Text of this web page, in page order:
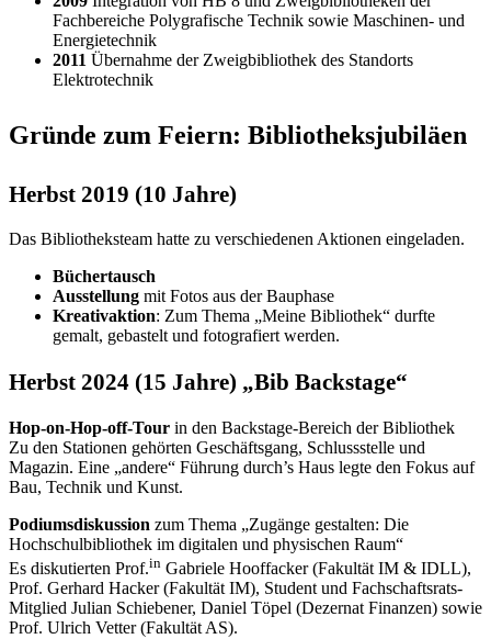
Fachbereiche Polygrafische Technik sowie Maschinen- und
Energietechnik
2011 Übernahme der Zweigbibliothek des Standorts
Elektrotechnik
Gründe zum Feiern: Bibliotheksjubiläen
Herbst 2019 (10 Jahre)
Das Bibliotheksteam hatte zu verschiedenen Aktionen eingeladen.
Büchertausch
Ausstellung mit Fotos aus der Bauphase
Kreativaktion: Zum Thema „Meine Bibliothek“ durfte
gemalt, gebastelt und fotografiert werden.
Herbst 2024 (15 Jahre) „Bib Backstage“
Hop-on-Hop-off-Tour in den Backstage-Bereich der Bibliothek
Zu den Stationen gehörten Geschäftsgang, Schlussstelle und
Magazin. Eine „andere“ Führung durch’s Haus legte den Fokus auf
Bau, Technik und Kunst.
Podiumsdiskussion zum Thema „Zugänge gestalten: Die
Hochschulbibliothek im digitalen und physischen Raum“
Es diskutierten Prof.in Gabriele Hooffacker (Fakultät IM & IDLL),
Prof. Gerhard Hacker (Fakultät IM), Student und Fachschaftsrats-
Mitglied Julian Schiebener, Daniel Töpel (Dezernat Finanzen) sowie
Prof. Ulrich Vetter (Fakultät AS).